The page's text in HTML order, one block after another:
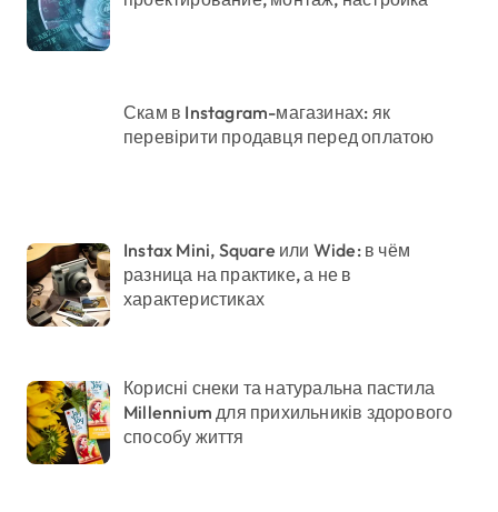
Скам в Instagram-магазинах: як
перевірити продавця перед оплатою
Instax Mini, Square или Wide: в чём
разница на практике, а не в
характеристиках
Корисні снеки та натуральна пастила
Millennium для прихильників здорового
способу життя